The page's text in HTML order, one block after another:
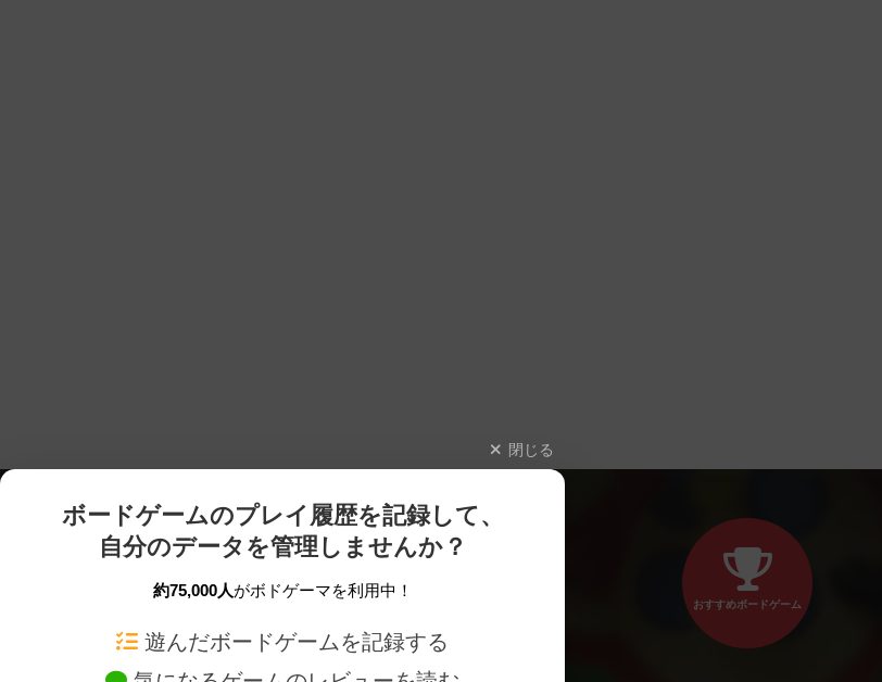
閉じる
ボードゲームのプレイ履歴を記録して、
自分のデータを管理しませんか？
約75,000人がボドゲーマを利用中！
遊んだボードゲームを記録する
おすすめボードゲーム